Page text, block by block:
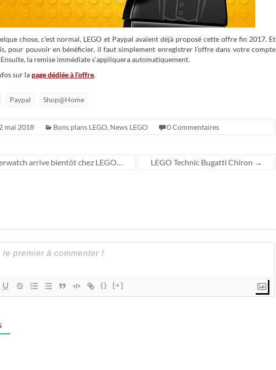
chose, c’est normal, LEGO et Paypal avaient déjà proposé cette offre fin 2017. Et
pour pouvoir en bénéficier, il faut simplement enregistrer l’offre dans votre compte
Ensuite, la remise immédiate s’appliquera automatiquement.
sur la page dédiée à l’offre.
Paypal Shop@Home
mai 2018 Bons plans LEGO, News LEGO 0 Commentaires
arrive bientôt chez LEGO… LEGO Technic Bugatti Chiron →
{} [+]